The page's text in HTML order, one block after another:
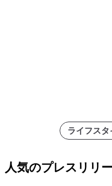
ライフス
人気のプレスリリ